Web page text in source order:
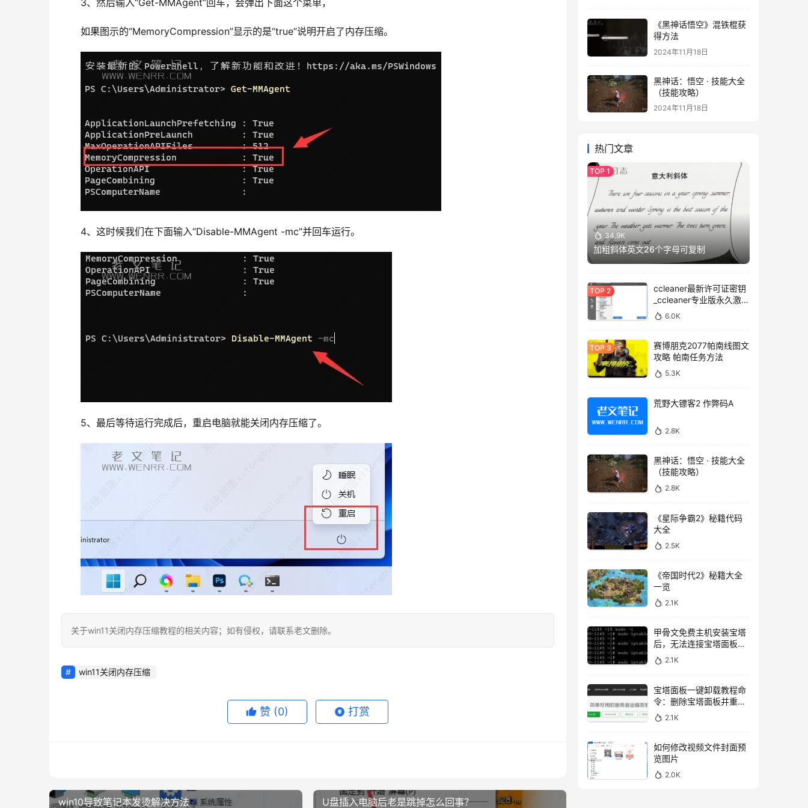
3、然后输入“Get-MMAgent”回车，会弹出下面这个菜单，
如果图示的“MemoryCompression”显示的是“true”说明开启了内存压缩。
4、这时候我们在下面输入“Disable-MMAgent -mc”并回车运行。
5、最后等待运行完成后，重启电脑就能关闭内存压缩了。
关于win11关闭内存压缩教程的相关内容；如有侵权，请联系老文删除。
win11关闭内存压缩
赞 (0) 打赏
win10导致笔记本发烫解决方法 U盘插入电脑后老是跳掉怎么回事？
《黑神话悟空》混铁棍获
得方法
2024年11月18日
黑神话：悟空 · 技能大全
（技能攻略）
2024年11月18日
热门文章
34.9K
加粗斜体英文26个字母可复制
ccleaner最新许可证密钥
_ccleaner专业版永久激活
码 6.0K
赛博朋克2077帕南线图文
攻略 帕南任务方法
5.3K
荒野大镖客2 作弊码A
2.8K
黑神话：悟空 · 技能大全
（技能攻略）
2.8K
《星际争霸2》秘籍代码
大全
2.5K
《帝国时代2》秘籍大全
一览
2.1K
甲骨文免费主机安装宝塔
后，无法连接宝塔面板的
解决方法
2.1K
宝塔面板一键卸载教程命
令：删除宝塔面板并重新
开始安装
2.1K
如何修改视频文件封面预
览图片
2.0K